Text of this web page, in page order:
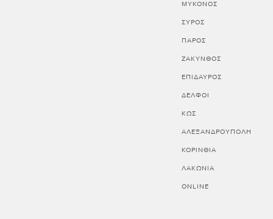
ΜΥΚΟΝΟΣ
ΣΥΡΟΣ
ΠΑΡΟΣ
ΖΑΚΥΝΘΟΣ
ΕΠΙΔΑΥΡΟΣ
ΔΕΛΦΟΙ
ΚΩΣ
ΑΛΕΞΑΝΔΡΟΥΠΟΛΗ
ΚΟΡΙΝΘΊΑ
ΛΑΚΩΝΊΑ
ONLINE